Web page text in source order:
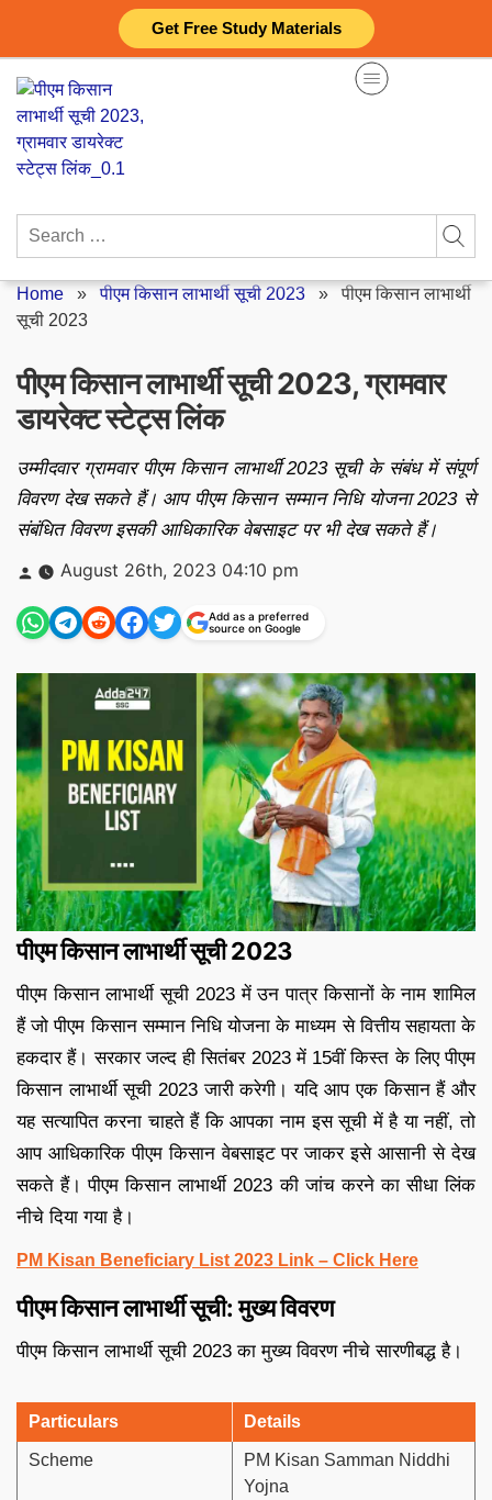
Get Free Study Materials
content
Search
Home »पीएम किसान लाभार्थी सूची 2023 »पीएम किसान लाभार्थी
सूची 2023
पीएम किसान लाभार्थी सूची 2023, ग्रामवार
डायरेक्ट स्टेट्स लिंक
उम्मीदवार ग्रामवार पीएम किसान लाभार्थी 2023 सूची के संबंध में संपूर्ण
विवरण देख सकते हैं। आप पीएम किसान सम्मान निधि योजना 2023 से
संबंधित विवरण इसकी आधिकारिक वेबसाइट पर भी देख सकते हैं।
Posted
by
August 26th, 2023 04:10 pm
Add as a preferred
source on Google
पीएम किसान लाभार्थी सूची 2023
पीएम किसान लाभार्थी सूची 2023 में उन पात्र किसानों के नाम शामिल
हैं जो पीएम किसान सम्मान निधि योजना के माध्यम से वित्तीय सहायता के
हकदार हैं। सरकार जल्द ही सितंबर 2023 में 15वीं किस्त के लिए पीएम
किसान लाभार्थी सूची 2023 जारी करेगी। यदि आप एक किसान हैं और
यह सत्यापित करना चाहते हैं कि आपका नाम इस सूची में है या नहीं, तो
आप आधिकारिक पीएम किसान वेबसाइट पर जाकर इसे आसानी से देख
सकते हैं। पीएम किसान लाभार्थी 2023 की जांच करने का सीधा लिंक
नीचे दिया गया है।
PM Kisan Beneficiary List 2023 Link – Click Here
पीएम किसान लाभार्थी सूची: मुख्य विवरण
पीएम किसान लाभार्थी सूची 2023 का मुख्य विवरण नीचे सारणीबद्ध है।
Particulars Details
Scheme
PM Kisan Samman Niddhi
Yojna